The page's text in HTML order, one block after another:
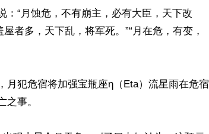
：“月蚀危，不有崩主，必有大臣，天下改
者多，天下乱，将军死。”“月在危，有变，
月犯危宿将加强宝瓶座η（Eta）流星雨在危宿
事。